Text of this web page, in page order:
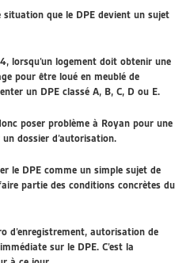
situation que le DPE devient un sujet
lorsqu’un logement doit obtenir une
pour être loué en meublé de
un DPE classé A, B, C, D ou E.
poser problème à Royan pour une
dossier d’autorisation.
le DPE comme un simple sujet de
partie des conditions concrètes du
d’enregistrement, autorisation de
sur le DPE. C’est la